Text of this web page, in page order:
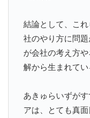
結論として、こ
社のやり方に問
が会社の考え方
解から生まれてい
あきゅらいずが
アは、とても真面